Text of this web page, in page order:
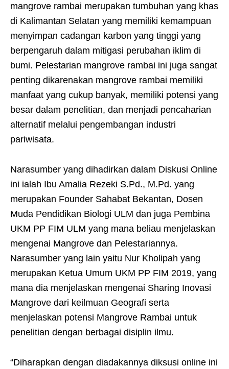
mangrove rambai merupakan tumbuhan yang khas
di Kalimantan Selatan yang memiliki kemampuan
menyimpan cadangan karbon yang tinggi yang
berpengaruh dalam mitigasi perubahan iklim di
bumi. Pelestarian mangrove rambai ini juga sangat
penting dikarenakan mangrove rambai memiliki
manfaat yang cukup banyak, memiliki potensi yang
besar dalam penelitian, dan menjadi pencaharian
alternatif melalui pengembangan industri
pariwisata.
Narasumber yang dihadirkan dalam Diskusi Online
ini ialah Ibu Amalia Rezeki S.Pd., M.Pd. yang
merupakan Founder Sahabat Bekantan, Dosen
Muda Pendidikan Biologi ULM dan juga Pembina
UKM PP FIM ULM yang mana beliau menjelaskan
mengenai Mangrove dan Pelestariannya.
Narasumber yang lain yaitu Nur Kholipah yang
merupakan Ketua Umum UKM PP FIM 2019, yang
mana dia menjelaskan mengenai Sharing Inovasi
Mangrove dari keilmuan Geografi serta
menjelaskan potensi Mangrove Rambai untuk
penelitian dengan berbagai disiplin ilmu.
“Diharapkan dengan diadakannya diksusi online ini